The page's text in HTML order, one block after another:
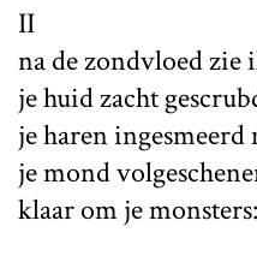
II
na de zondvloed zie
je huid zacht
je haren ingesmeerd
je mond
klaar om je